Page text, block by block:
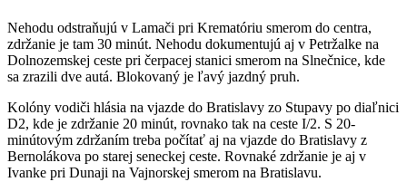
Nehodu odstraňujú v Lamači pri Krematóriu smerom do centra,
zdržanie je tam 30 minút. Nehodu dokumentujú aj v Petržalke na
Dolnozemskej ceste pri čerpacej stanici smerom na Slnečnice, kde
sa zrazili dve autá. Blokovaný je ľavý jazdný pruh.
Kolóny vodiči hlásia na vjazde do Bratislavy zo Stupavy po diaľnici
D2, kde je zdržanie 20 minút, rovnako tak na ceste I/2. S 20-
minútovým zdržaním treba počítať aj na vjazde do Bratislavy z
Bernolákova po starej seneckej ceste. Rovnaké zdržanie je aj v
Ivanke pri Dunaji na Vajnorskej smerom na Bratislavu.